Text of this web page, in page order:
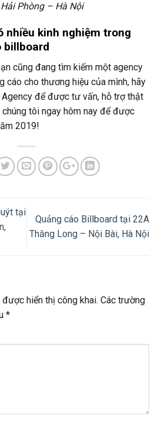
Phòng – Hà Nội
nhiều kinh nghiệm trong
billboard
cũng đang tìm kiếm một agency
cáo cho thương hiệu của mình, hãy
để được tư vấn, hỗ trợ thật
tôi ngay hôm nay để được
2019!
tại
Quảng cáo Billboard tại 22A
Thăng Long – Nội Bài, Hà Nội
hiển thị công khai. Các trường
*